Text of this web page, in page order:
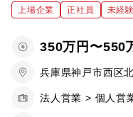
上場企業 正社員 未経
350万円〜550
兵庫県神戸市西区
法人営業 > 個人営